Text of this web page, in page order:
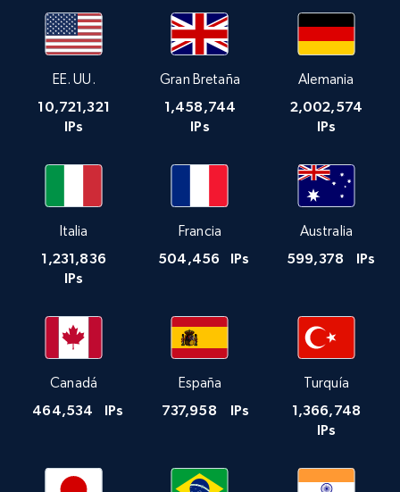
EE. UU.
10,721,321
IPs
Gran Bretaña
1,458,744
IPs
Alemania
2,002,574
IPs
Italia
1,231,836
IPs
Francia
504,456 IPs
Australia
599,378 IPs
Canadá
464,534 IPs
España
737,958 IPs
Turquía
1,366,748
IPs